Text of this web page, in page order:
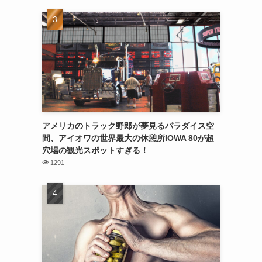
アメリカのトラック野郎が夢見るパラダイス空
間、アイオワの世界最大の休憩所IOWA 80が超
穴場の観光スポットすぎる！
1291